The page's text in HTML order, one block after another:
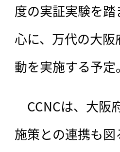
度の実証実験を
心に、万代の大
動を実施する予定。
CCNCは、大阪
施策との連携も